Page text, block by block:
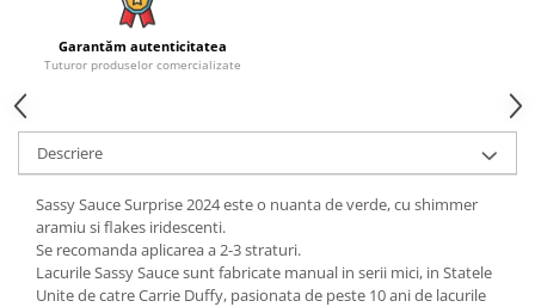
Garantăm autenticitatea
Tuturor produselor comercializate
Descriere
Sassy Sauce Surprise 2024 este o nuanta de verde, cu shimmer
aramiu si flakes iridescenti.
Se recomanda aplicarea a 2-3 straturi.
Lacurile Sassy Sauce sunt fabricate manual in serii mici, in Statele
Unite de catre Carrie Duffy, pasionata de peste 10 ani de lacurile